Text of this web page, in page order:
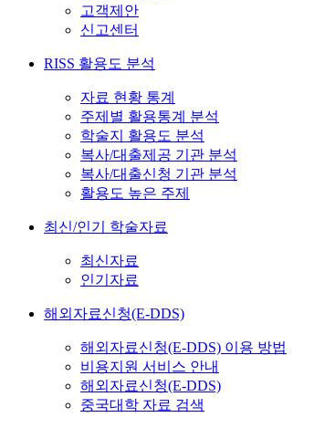
고객제안
신고센터
RISS 활용도 분석
자료 현황 통계
주제별 활용통계 분석
학술지 활용도 분석
복사/대출제공 기관 분석
복사/대출신청 기관 분석
활용도 높은 주제
최신/인기 학술자료
최신자료
인기자료
해외자료신청(E-DDS)
해외자료신청(E-DDS) 이용 방법
비용지원 서비스 안내
해외자료신청(E-DDS)
중국대학 자료 검색